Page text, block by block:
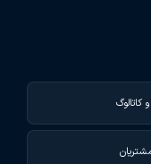
و کاتالوگ